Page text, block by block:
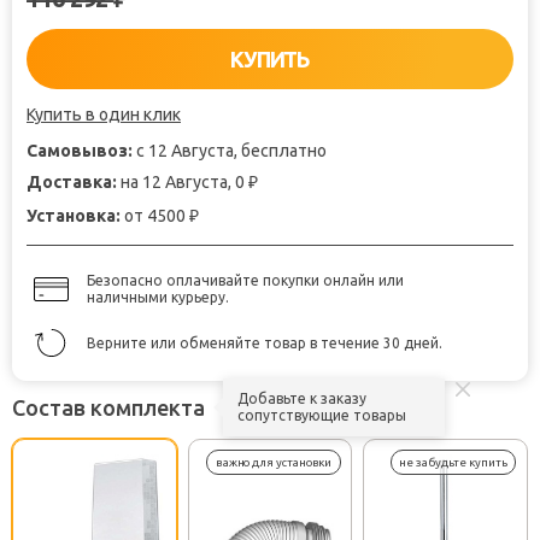
КУПИТЬ
Купить в один клик
Самовывоз: с 12 Августа, бесплатно
Доставка: на 12 Августа, 0 ₽
Установка: от 4500 ₽
Безопасно оплачивайте покупки онлайн или
наличными курьеру.
Верните или обменяйте товар в течение 30 дней.
Состав комплекта
Добавьте к заказу
сопутствующие товары